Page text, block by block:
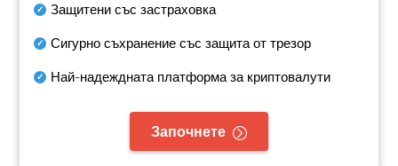
Защитени със застраховка
Сигурно съхранение със защита от трезор
Най-надеждната платформа за криптовалути
Започнете